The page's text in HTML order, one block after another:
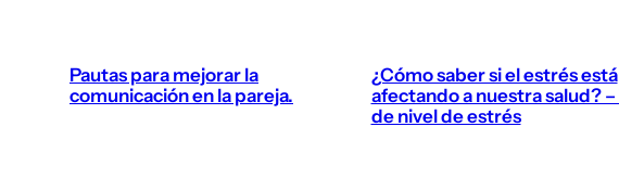
Pautas para mejorar la
comunicación en la pareja.
¿Cómo saber si el estrés está
afectando a nuestra salud? –
de nivel de estrés